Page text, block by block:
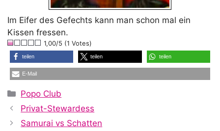
Im Eifer des Gefechts kann man schon mal ein
Kissen fressen.
1,00/5 (1 Votes)
teilen teilen teilen
E-Mail
Kategorien
Popo Club
Privat-Stewardess
Samurai vs Schatten